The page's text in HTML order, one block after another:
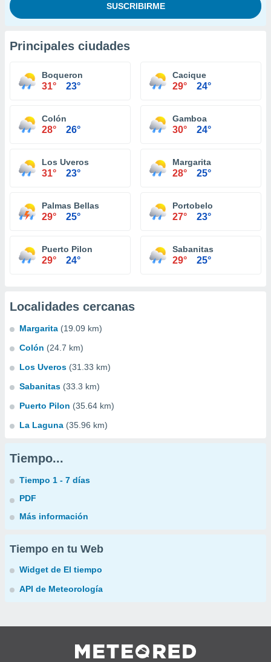
Principales ciudades
Boqueron
31° 23°
Cacique
29° 24°
Colón
28° 26°
Gamboa
30° 24°
Los Uveros
31° 23°
Margarita
28° 25°
Palmas Bellas
29° 25°
Portobelo
27° 23°
Puerto Pilon
29° 24°
Sabanitas
29° 25°
Localidades cercanas
Margarita (19.09 km)
Colón (24.7 km)
Los Uveros (31.33 km)
Sabanitas (33.3 km)
Puerto Pilon (35.64 km)
La Laguna (35.96 km)
Tiempo...
Tiempo 1 - 7 días
PDF
Más información
Tiempo en tu Web
Widget de El tiempo
API de Meteorología